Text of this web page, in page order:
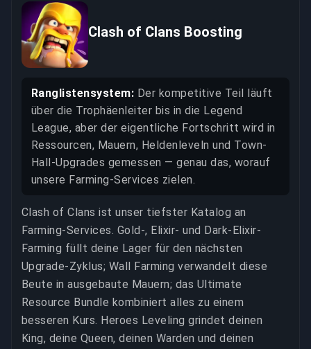
Clash of Clans Boosting
Ranglistensystem: Der kompetitive Teil läuft
über die Trophäenleiter bis in die Legend
League, aber der eigentliche Fortschritt wird in
Ressourcen, Mauern, Heldenleveln und Town-
Hall-Upgrades gemessen — genau das, worauf
unsere Farming-Services zielen.
Clash of Clans ist unser tiefster Katalog an
Farming-Services. Gold-, Elixir- und Dark-Elixir-
Farming füllt deine Lager für den nächsten
Upgrade-Zyklus; Wall Farming verwandelt diese
Beute in ausgebaute Mauern; das Ultimate
Resource Bundle kombiniert alles zu einem
besseren Kurs. Heroes Leveling grindet deinen
King, deine Queen, deinen Warden und deinen